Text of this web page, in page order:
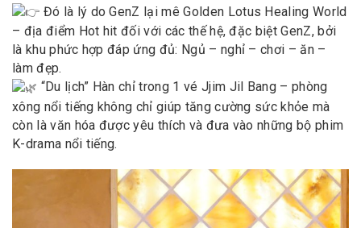
Đó là lý do GenZ lại mê Golden Lotus Healing World
– địa điểm Hot hit đối với các thế hệ, đặc biệt GenZ, bởi
là khu phức hợp đáp ứng đủ: Ngủ – nghỉ – chơi – ăn –
làm đẹp.
“Du lịch” Hàn chỉ trong 1 vé Jjim Jil Bang – phòng
xông nổi tiếng không chỉ giúp tăng cường sức khỏe mà
còn là văn hóa được yêu thích và đưa vào những bộ phim
K-drama nổi tiếng.